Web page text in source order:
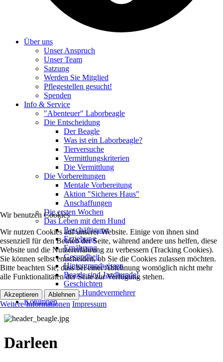
Über uns
Unser Anspruch
Unser Team
Satzung
Werden Sie Mitglied
Pflegestellen gesucht!
Spenden
Info & Service
"Abenteuer" Laborbeagle
Die Entscheidung
Der Beagle
Was ist ein Laborbeagle?
Tierversuche
Vermittlungskriterien
Die Vermittlung
Die Vorbereitungen
Mentale Vorbereitung
Aktion "Sicheres Haus"
Anschaffungen
Die ersten Wochen
Das Leben mit dem Hund
Beschäftigung
Erziehung
Ernährung
Gesundheit
Hintergrundwissen
Beagle sind Jagdhunde!
Geschichten
Kampagne: Hundevermehrer
Kolumnen
Darleen
Wir benutzen Cookies
Wir nutzen Cookies auf unserer Website. Einige von ihnen sind
essenziell für den Betrieb der Seite, während andere uns helfen, diese
Website und die Nutzererfahrung zu verbessern (Tracking Cookies).
Sie können selbst entscheiden, ob Sie die Cookies zulassen möchten.
Bitte beachten Sie, dass bei einer Ablehnung womöglich nicht mehr
alle Funktionalitäten der Seite zur Verfügung stehen.
Akzeptieren Ablehnen
Weitere Informationen Impressum